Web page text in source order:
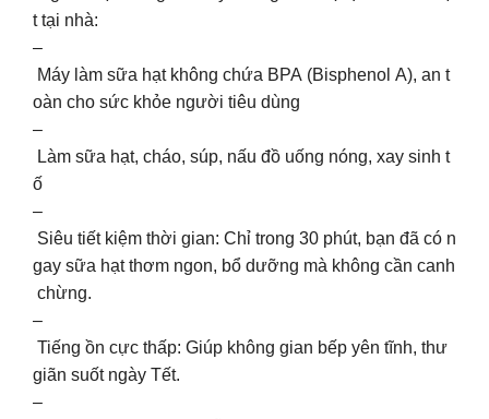
t tại nhà:
–
Máy làm sữa hạt không chứa BPA (Bisphenol A), an t
oàn cho sức khỏe người tiêu dùng
–
Làm sữa hạt, cháo, súp, nấu đồ uống nóng, xay sinh t
ố
–
Siêu tiết kiệm thời gian: Chỉ trong 30 phút, bạn đã có n
gay sữa hạt thơm ngon, bổ dưỡng mà không cần canh
chừng.
–
Tiếng ồn cực thấp: Giúp không gian bếp yên tĩnh, thư
giãn suốt ngày Tết.
–